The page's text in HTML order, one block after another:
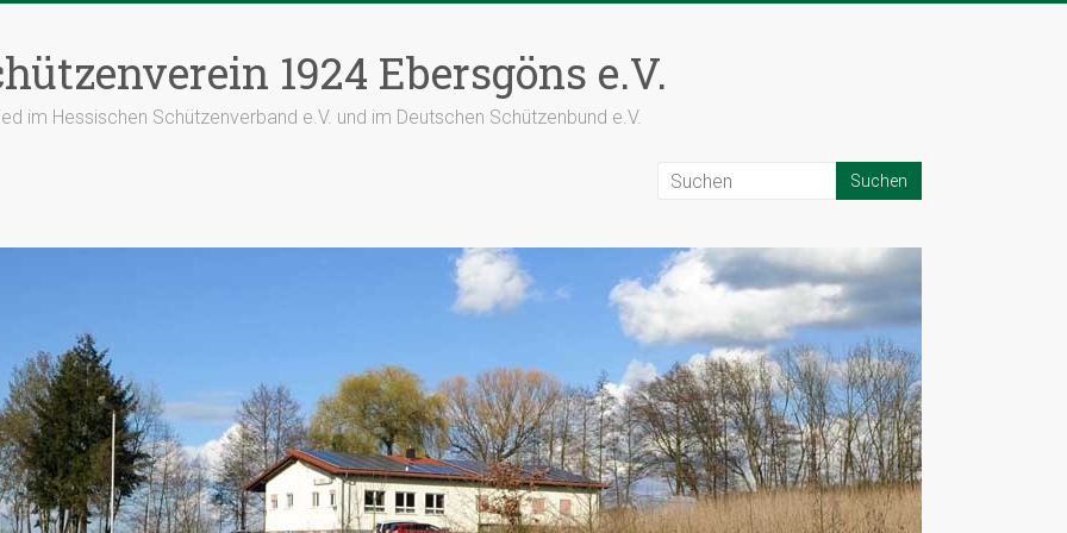
1924 Ebersgöns e.V.
im Hessischen Schützenverband e.V. und im Deutschen Schützenbund e.V.